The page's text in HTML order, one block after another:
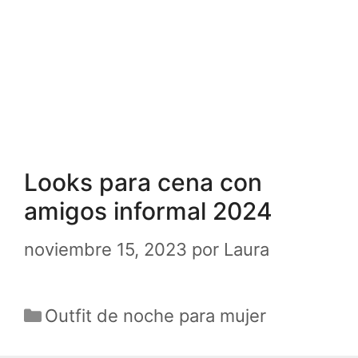
Looks para cena con
amigos informal 2024
noviembre 15, 2023 por Laura
Categorías
Outfit de noche para mujer